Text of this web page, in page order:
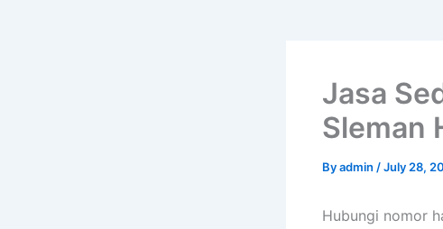
Jasa
Sleman
Byadmin /July 28,
Hubungi nomor